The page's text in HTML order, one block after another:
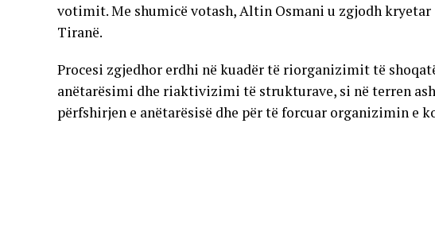
votimit. Me shumicë votash, Altin Osmani u zgjodh
Tiranë.
Procesi zgjedhor erdhi në kuadër të riorganizimit të
anëtarësimi dhe riaktivizimi të strukturave, si në terren
përfshirjen e anëtarësisë dhe për të forcuar organizimin e